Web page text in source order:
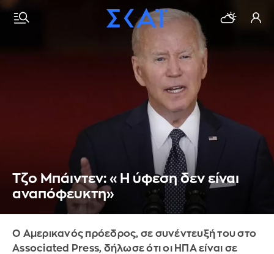
Τζο Μπάιντεν: «Η ύφεση δεν είναι
αναπόφευκτη»
Ο Αμερικανός πρόεδρος, σε συνέντευξή του στο
Associated Press, δήλωσε ότι οι ΗΠΑ είναι σε